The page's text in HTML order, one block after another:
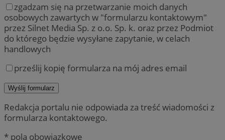
zgadzam się na przetwarzanie moich danych
osobowych zawartych w "formularzu kontaktowym"
przez Silnet Media Sp. z o.o. Sp. k. oraz przez Podmiot
do którego będzie wysyłane zapytanie, w celach
handlowych
prześlij kopię formularza na mój adres email
Redakcja portalu nie odpowiada za treść wiadomości z
formularza kontaktowego.
* pola obowiązkowe